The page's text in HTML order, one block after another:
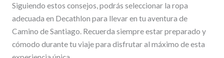
Siguiendo estos consejos, podrás seleccionar la ropa
adecuada en Decathlon para llevar en tu aventura de
Camino de Santiago. Recuerda siempre estar preparado y
cómodo durante tu viaje para disfrutar al máximo de esta